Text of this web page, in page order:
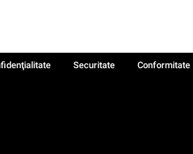
Securitate Conformitate